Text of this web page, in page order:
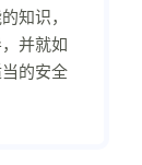
知识，
并就如
的安全